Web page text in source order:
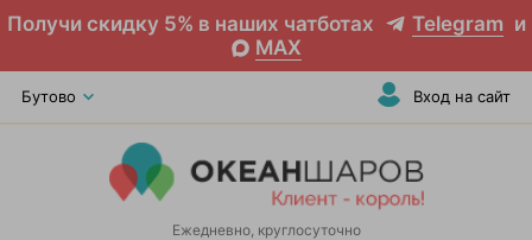
Получи скидку 5% в наших чатботах Telegram и
MAX
Бутово Вход на сайт
Ежедневно, круглосуточно